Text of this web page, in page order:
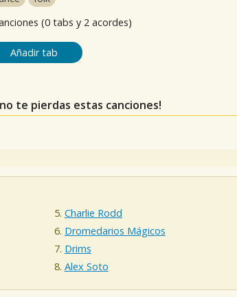
(0 tabs y 2 acordes)
Añadir tab
te pierdas estas canciones!
Charlie Rodd
Dromedarios Mágicos
Drims
Alex Soto